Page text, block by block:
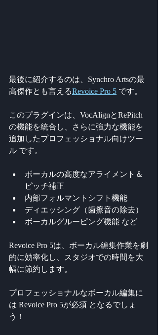
最後に紹介するのは、Synchro Artsの最
高傑作とも言えるRevoice Pro 5 です。
このプラグインは、VocAlignとRePitch
の機能を統合し、さらに強力な機能を
追加したプロフェッショナル向けツー
ル です。
ボーカルの高度なアライメント＆
ピッチ補正
内部フォルマントシフト機能
ディエッシング（歯擦音の除去）
ボーカルグルーピング機能 など
Revoice Pro 5は、ボーカル編集作業を劇
的に効率化し、スタジオでの時間を大
幅に節約します。
プロフェッショナルなボーカル編集に
は Revoice Pro 5が必須 となるでしょ
う！